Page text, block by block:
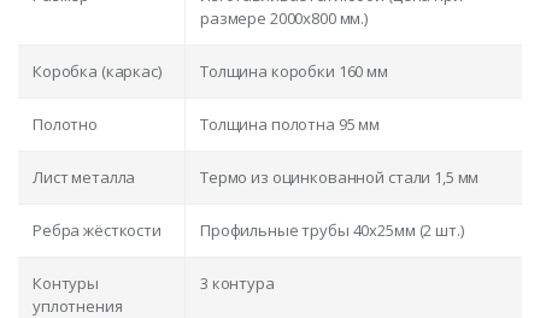
размере 2000x800 мм.)
Коробка (каркас) Толщина коробки 160 мм
Полотно Толщина полотна 95 мм
Лист металла Термо из оцинкованной стали 1,5 мм
Ребра жёсткости Профильные трубы 40х25мм (2 шт.)
Контуры
уплотнения
3 контура